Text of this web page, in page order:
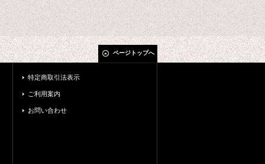
ページトップへ
特定商取引法表示
ご利用案内
お問い合わせ